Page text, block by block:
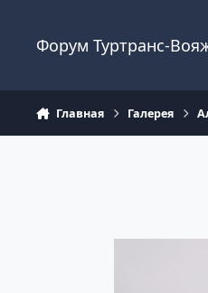
Форум Туртранс-
Главная Галерея